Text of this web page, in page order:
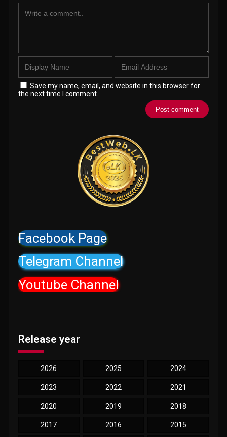
Save my name, email, and website in this browser for
the next time I comment.
Facebook Page
Telegram Channel
Youtube Channel
Release year
2026 2025 2024
2023 2022 2021
2020 2019 2018
2017 2016 2015